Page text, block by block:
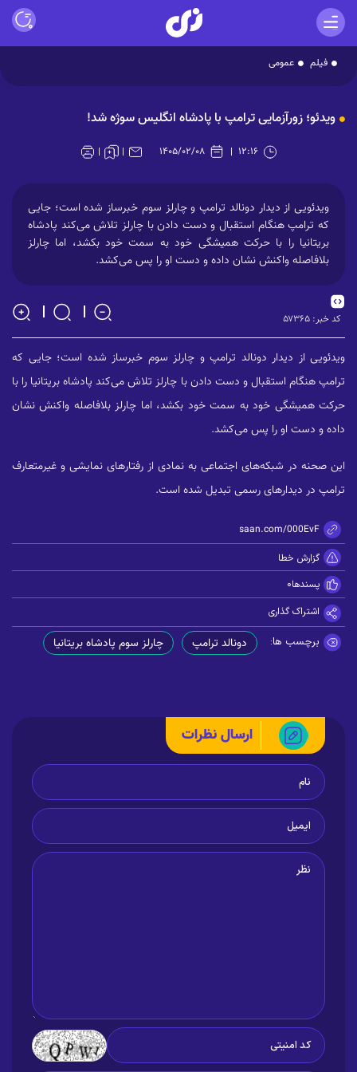
فیلم عمومی
Play
Video
ویدئو؛ زورآزمایی ترامپ با پادشاه انگلیس سوژه شد!
۱۲:۱۶ ۱۴۰۵/۰۲/۰۸
ویدئویی از دیدار دونالد ترامپ و چارلز سوم خبرساز شده است؛ جایی
که ترامپ هنگام استقبال و دست دادن با چارلز تلاش می‌کند پادشاه
بریتانیا را با حرکت همیشگی خود به سمت خود بکشد، اما چارلز
بلافاصله واکنش نشان داده و دست او را پس می‌کشد.
کد خبر: ۵۷۳۶۵
ویدئویی از دیدار دونالد ترامپ و چارلز سوم خبرساز شده است؛ جایی که
ترامپ هنگام استقبال و دست دادن با چارلز تلاش می‌کند پادشاه بریتانیا را با
حرکت همیشگی خود به سمت خود بکشد، اما چارلز بلافاصله واکنش نشان
داده و دست او را پس می‌کشد.
این صحنه در شبکه‌های اجتماعی به نمادی از رفتارهای نمایشی و غیرمتعارف
ترامپ در دیدارهای رسمی تبدیل شده است.
https://zisaan.com/000EvF
گزارش خطا
پسندها0
اشتراک گذاری
برچسب ها: دونالد ترامپ چارلز سوم پادشاه بریتانیا
ارسال نظرات